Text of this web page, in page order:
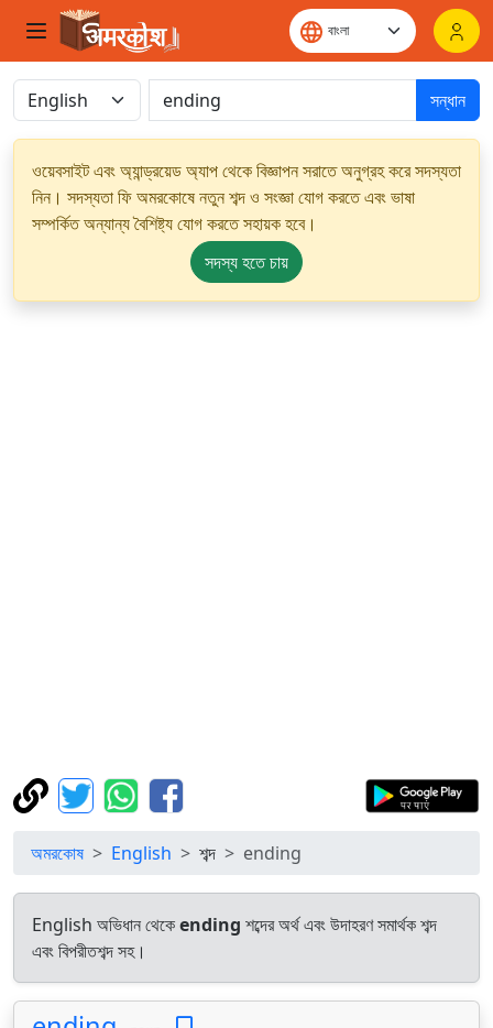
সন্ধান
ওয়েবসাইট এবং অ্যান্ড্রয়েড অ্যাপ থেকে বিজ্ঞাপন সরাতে অনুগ্রহ করে সদস্যতা
নিন। সদস্যতা ফি অমরকোষে নতুন শব্দ ও সংজ্ঞা যোগ করতে এবং ভাষা
সম্পর্কিত অন্যান্য বৈশিষ্ট্য যোগ করতে সহায়ক হবে।
সদস্য হতে চায়
অমরকোষ English শব্দ ending
English অভিধান থেকেending শব্দের অর্থ এবং উদাহরণ সমার্থক শব্দ
এবং বিপরীতশব্দ সহ।